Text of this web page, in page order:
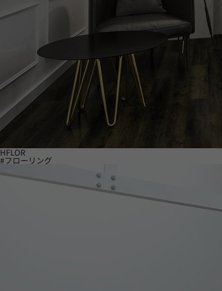
HFLOR
#フローリング